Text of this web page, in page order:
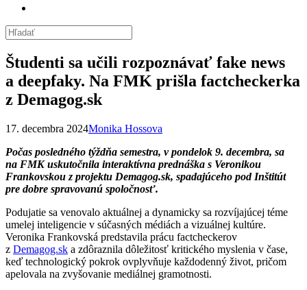
Študenti sa učili rozpoznávať fake news
a deepfaky. Na FMK prišla factcheckerka
z Demagog.sk
17. decembra 2024Monika Hossova
Počas posledného týždňa semestra, vpondelok 9. decembra, sa
na FMK uskutočnila interaktívna prednáška s Veronikou
Frankovskou z projektu Demagog.sk, spadajúceho pod Inštitút
pre dobre spravovanú spoločnosť.
Podujatie sa venovalo aktuálnej a dynamicky sa rozvíjajúcej téme
umelej inteligencie v súčasných médiách a vizuálnej kultúre.
Veronika Frankovská predstavila prácu factcheckerov
z Demagog.sk a zdôraznila dôležitosť kritického myslenia v čase,
keď technologický pokrok ovplyvňuje každodenný život, pričom
apelovala na zvyšovanie mediálnej gramotnosti.